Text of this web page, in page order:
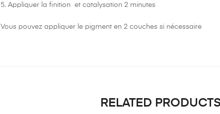
5. Appliquer la finition et catalysation 2 minutes
Vous pouvez appliquer le pigment en 2 couches si nécessaire
RELATED PRODUCTS